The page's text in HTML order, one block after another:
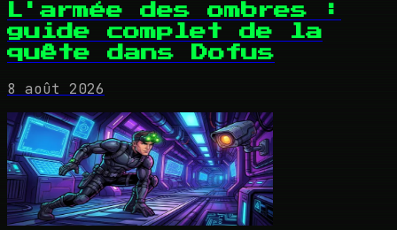
L'armée des ombres :
guide complet de la
quête dans Dofus
8 août 2026